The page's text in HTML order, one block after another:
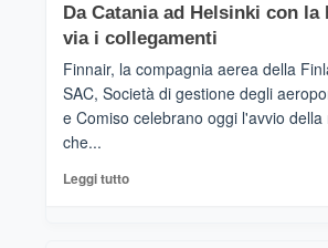
dell’enoturismo
sull’Etna
RANDAZZO
–
siamo
quasi….
pronti
dell’Etna
Da Catania ad Helsinki con la
via i collegamenti
Finnair, la compagnia aerea della
SAC, Società di gestione degli
e Comiso celebrano oggi l'avvio della
che...
Leggi tuttoLeggi